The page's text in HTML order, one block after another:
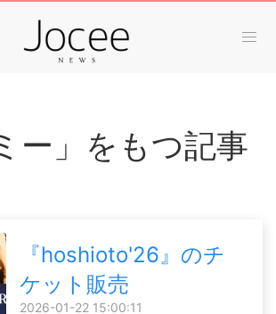
ー」をもつ記事
『hoshioto'26』のチ
ケット販売
2026-01-22 15:00:11